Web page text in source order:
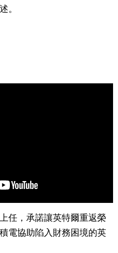
。
任，承諾讓英特爾重返榮
電協助陷入財務困境的英